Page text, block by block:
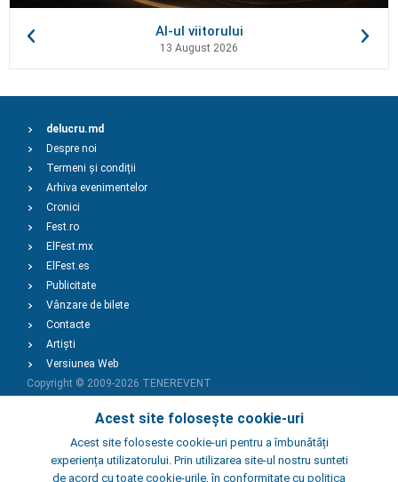
AI-ul viitorului
13 August 2026
Acest site folosește cookie-uri
Acest site foloseste cookie-uri pentru a îmbunătăți
experiența utilizatorului. Prin utilizarea site-ul nostru sunteti
de acord cu toate cookie-urile, în conformitate cu politica
delucru.md
Despre noi
Termeni și condiții
Arhiva evenimentelor
Cronici
Fest.ro
ElFest.mx
ElFest.es
Publicitate
Vânzare de bilete
Contacte
Artiști
Versiunea Web
Copyright © 2009-2026 TENEREVENT
Adaugă Eveniment